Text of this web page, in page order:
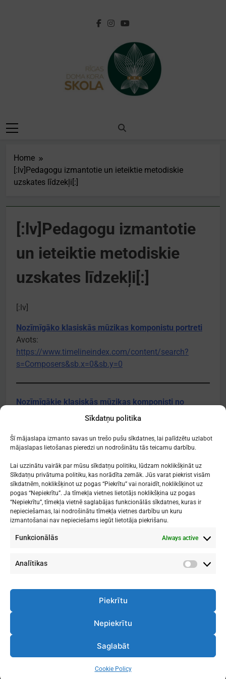
Sīkdatņu politika
Šī mājaslapa izmanto savas un trešo pušu sīkdatnes, lai palīdzētu uzlabot
mājaslapas lietošanas pieredzi un nodrošinātu tās teicamu darbību.
Lai uzzinātu vairāk par mūsu sīkdatņu politiku, lūdzam noklikšķināt uz
Sīkdatņu privātuma politiku, kas norādīta zemāk. Jūs varat piekrist visām
sīkdatnēm, noklikšķinot uz pogas “Piekrītu” vai noraidīt, noklikšķinot uz
pogas “Nepiekrītu”. Ja tīmekļa vietnes lietotājs noklikšķina uz pogas
“Nepiekrītu”, tīmekļa vietnē saglabājas funkcionālās sīkdatnes, kuras ir
nepieciešamas, lai nodrošinātu tīmekļa vietnes darbību un kuru
izmantošanai nav nepieciešams iegūt lietotāja piekrišanu.
Funkcionālās Always active
Analītikas
Piekrītu
Nepiekrītu
Saglabāt
Cookie Policy
Kora
Cathedral Choir
Home
[:lv]Pedagogu izmantotie un ieteiktie metodiskie
uzskates līdzekļi[:]
[:lv]Pedagogu izmantotie
un ieteiktie metodiskie
uzskates līdzekļi[:]
[:lv]
Nozīmīgāko klasiskās mūzikas komponistu portreti
Avots:
https://www.timelineindex.com/content/search?
s=Composers&sb.x=0&sb.y=0
Nozīmīgākie klasiskās mūzikas komponisti no
[:]
Mākslu izglītības kompetences centrs
"Nacionālā Mākslu vidusskola"
RĪGAS DOMA KORA SKOLA
1. - 9. klases
Rīga, LV-1010